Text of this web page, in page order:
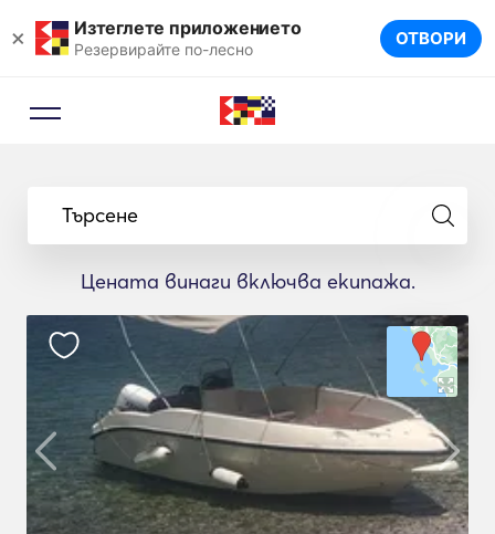
× Изтеглете приложението
Резервирайте по-лесно ОТВОРИ
Търсене
Цената винаги включва екипажа.